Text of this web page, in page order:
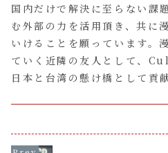
国内だけで解決に至らない課
む外部の力を活用頂き、共に
いけることを願っています。
ていく近隣の友人として、
日本と台湾の懸け橋として貢